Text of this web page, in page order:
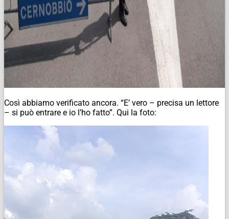
Così abbiamo verificato ancora. “E’ vero – precisa un lettore
– si può entrare e io l’ho fatto”. Qui la foto: